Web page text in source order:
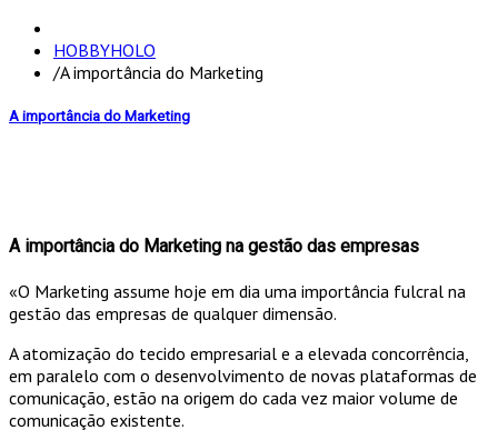
HOBBYHOLO
/A importância do Marketing
A importância do Marketing
A importância do Marketing na gestão das empresas
«O Marketing assume hoje em dia uma importância fulcral na
gestão das empresas de qualquer dimensão.
A atomização do tecido empresarial e a elevada concorrência,
em paralelo com o desenvolvimento de novas plataformas de
comunicação, estão na origem do cada vez maior volume de
comunicação existente.